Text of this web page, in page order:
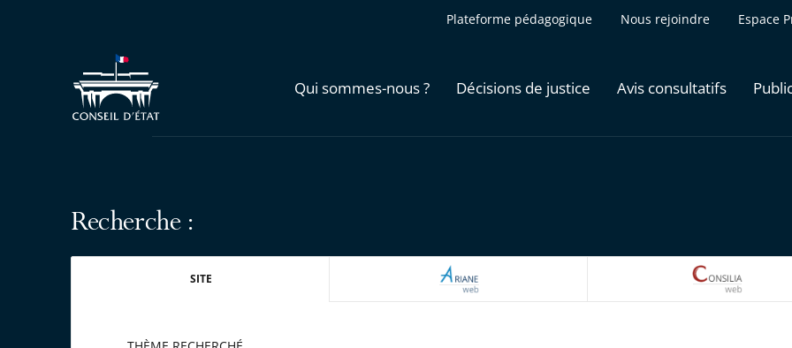
Plateforme pédagogique Nous rejoindre Espace
Qui sommes-nous ? Décisions de justice Avis consultatifs
Recherche :
SITE ARIANEWEB